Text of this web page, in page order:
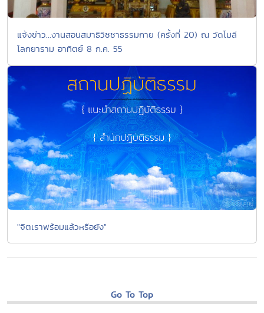
แจ้งข่าว...งานสอนสมาธิวิชชาธรรมกาย (ครั้งที่ 20) ณ วัดโมลี
โลกยาราม อาทิตย์ 8 ก.ค. 55
"จิตเราพร้อมแล้วหรือยัง"
Go To Top